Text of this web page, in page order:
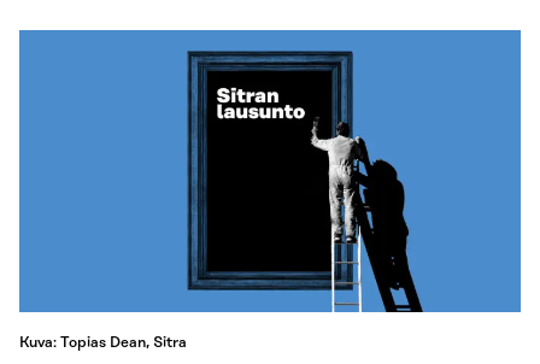
Kuva: Topias Dean, Sitra